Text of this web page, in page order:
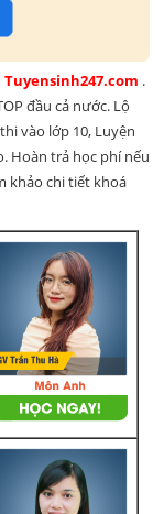
.
đầu cả nước. Lộ
vào lớp 10, Luyện
Hoàn trả học phí nếu
khảo chi tiết khoá